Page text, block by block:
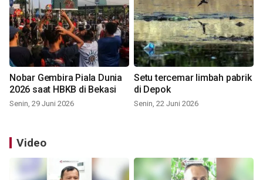
Nobar Gembira Piala Dunia
2026 saat HBKB di Bekasi
Senin, 29 Juni 2026
Setu tercemar limbah pabrik
di Depok
Senin, 22 Juni 2026
Video